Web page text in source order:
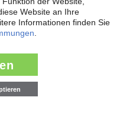
der Kunststoffindustrie
seit 1996 die Fach-
mit täglichen